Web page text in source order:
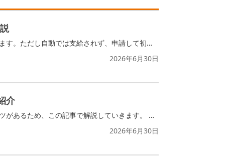
国民健康保険に加入していた方が亡くなったとき、葬祭を行った人は「葬祭費」を受け取れます。ただし自動では支給されず、申請して初めて受け取れる給付です。金額は住んでいる地域によって差があり、知らないまま申請期限を過ぎてしまう人も少なくありません。この記事では、全国の支給額の相場、申請の方法と必要書類、いつ振り込まれるのかまで、まとめてお伝えします。
2026年6月30日
介
盛り塩は必要な材料を用意し、手順に沿えば簡単に作れます。ただし、きれいに作るにはコツがあるため、この記事で解説していきます。 きれいに作ると気持ちがよく、縁起もいいと言われているため、一緒に作っていきましょう。
2026年6月30日